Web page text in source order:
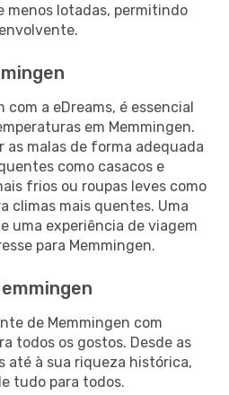
menos lotadas, permitindo
com a eDreams, é essencial
em Memmingen.
as malas de forma adequada
como casacos e
frios ou roupas leves como
climas mais quentes. Uma
uma experiência de viagem
para Memmingen.
de Memmingen com
todos os gostos. Desde as
até à sua riqueza histórica,
tudo para todos.